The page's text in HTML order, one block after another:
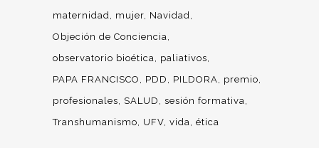
maternidad
mujer Navidad
Objeción de Conciencia
observatorio bioética
paliativos
PAPA FRANCISCO
PDD PILDORA
premio
profesionales
SALUD
sesión formativa
Transhumanismo
UFV vida ética